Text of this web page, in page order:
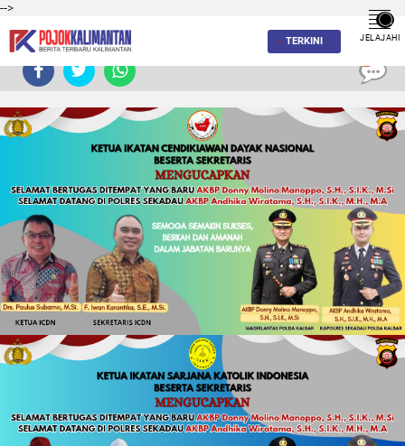
-->
TERKINI JELAJAHI